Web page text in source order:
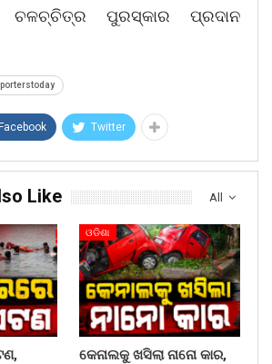
ଚଳଚ୍ଚିତ୍ର ପୁରସ୍କାର ପ୍ରଦାନ
Facebook Twitter
All
Like
ଓଡିଶା
କେନାଲକୁ ଖସିଲା ନାନୋ କାର,